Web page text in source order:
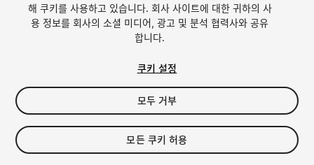
1/ 4
$9.99
해 쿠키를 사용하고 있습니다. 회사 사이트에 대한 귀하의 사
용 정보를 회사의 소셜 미디어, 광고 및 분석 협력사와 공유
합니다.
쿠키 설정
모두 거부
모든 쿠키 허용